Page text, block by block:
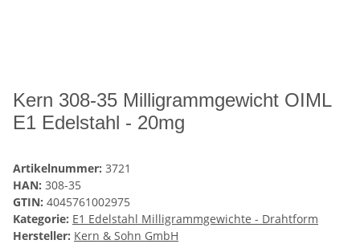
Kern 308-35 Milligrammgewicht OIML
E1 Edelstahl - 20mg
Artikelnummer: 3721
HAN: 308-35
GTIN: 4045761002975
Kategorie: E1 Edelstahl Milligrammgewichte - Drahtform
Hersteller: Kern & Sohn GmbH